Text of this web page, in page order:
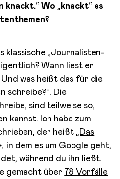
knackt.“ Wo „ knackt“ es
klassische „Journalisten-
Wann liest er
was heißt das für die
schreibe?“. Die
sind teilweise so,
kannst. Ich habe zum
der heißt „Das
, in dem es um Google geht,
während du ihn ließt.
gemacht über 78 Vorfälle